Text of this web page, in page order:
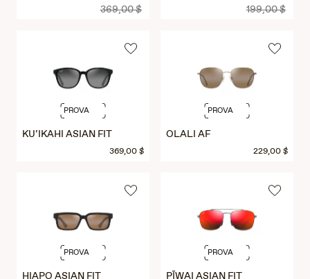
369,00 $ 199,00 $
KU‘IKAHI ASIAN FIT
369,00 $
PROVA
OLALI AF
229,00 $
PROVA
HIAPO ASIAN FIT
PROVA
PĪWAI ASIAN FIT
PROVA